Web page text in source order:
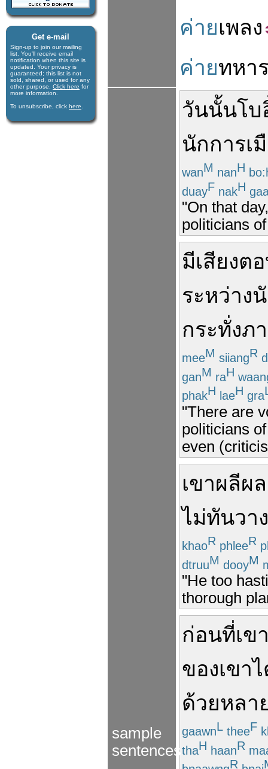
Get e-mail
Sign-up to join our mail­ing
list. You'll receive e­mail
notification when this site is
updated. Your privacy is
guaran­teed; this list is not
sold, shared, or used for any
other purpose. Click here for
more infor­mation.
To unsubscribe, click here
ค่ายเพลง
ค่ายทหา
sample
sentences
วันนั้นโบ
นักการเ
wanM nanH
duayF nakH
"On that
politicians
มีเสียงต
ระหว่าง
กระทั่งภ
meeM siiangR
ganM raH
phakH laeH gra
"There are
politicians
even
เขาผลีผ
ไม่ทันวา
khaoR phleeR
dtruuM dooyM
"He too
thorough
ก่อนที่เข
ของเขา
ด้วยหลา
gaawnL theeF
thaH haanR
R